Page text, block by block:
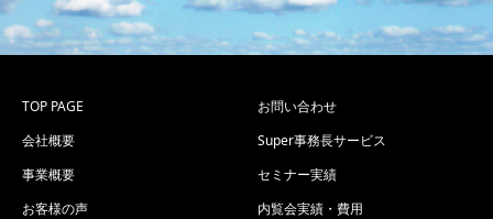
TOP PAGE
会社概要
事業概要
お客様の声
お問い合わせ
Super事務長サービス
セミナー実績
内覧会実績・費用